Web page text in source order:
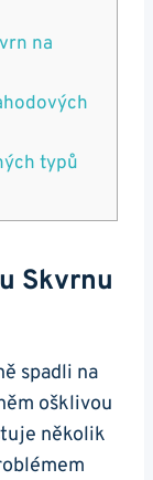
na
typů
Skvrnu
spadli na
ošklivou
několik